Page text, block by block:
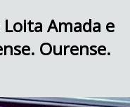
Amada e
Ourense.